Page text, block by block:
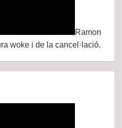
Ramon
woke i de la cancel·lació.